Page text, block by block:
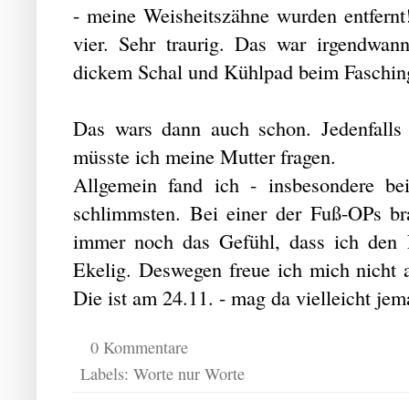
- meine Weisheitszähne wurden
vier. Sehr traurig. Das war
dickem Schal und Kühlpad beim
Das wars dann auch schon.
müsste ich meine Mutter fragen.
Allgemein fand ich - insbesondere
schlimmsten. Bei einer der Fuß-OPs
immer noch das Gefühl, dass ich den
Ekelig. Deswegen freue ich mich nicht
Die ist am 24.11. - mag da vielleicht
0 Kommentare
Labels: Worte nur Worte